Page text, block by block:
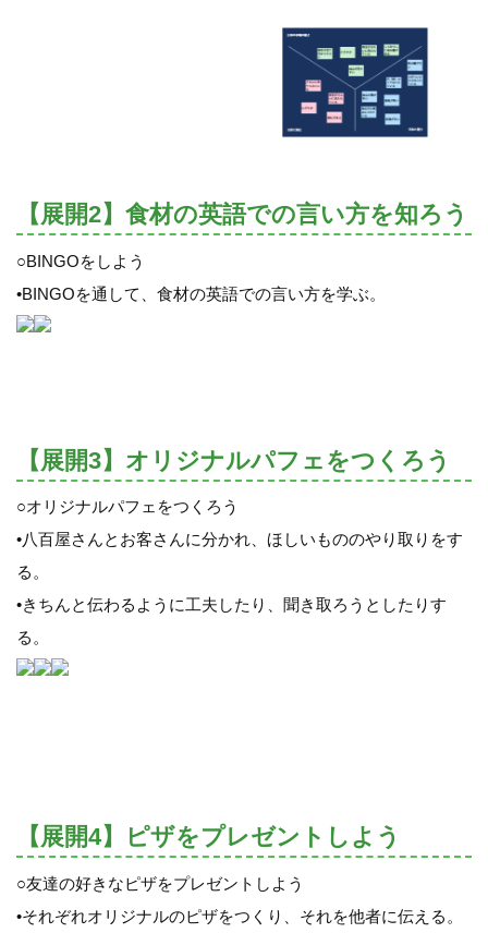
【展開2】食材の英語での言い方を知ろう
○BINGOをしよう
•BINGOを通して、食材の英語での言い方を学ぶ。
【展開3】オリジナルパフェをつくろう
○オリジナルパフェをつくろう
•八百屋さんとお客さんに分かれ、ほしいもののやり取りをす
る。
•きちんと伝わるように工夫したり、聞き取ろうとしたりす
る。
【展開4】ピザをプレゼントしよう
○友達の好きなピザをプレゼントしよう
•それぞれオリジナルのピザをつくり、それを他者に伝える。